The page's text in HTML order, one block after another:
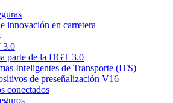
innovación en carretera
3.0
parte de la DGT 3.0
Inteligentes de Transporte (ITS)
de preseñalización V16
conectados